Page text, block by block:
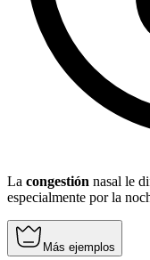
La congestión nasal le
especialmente por la
Más ejemplos